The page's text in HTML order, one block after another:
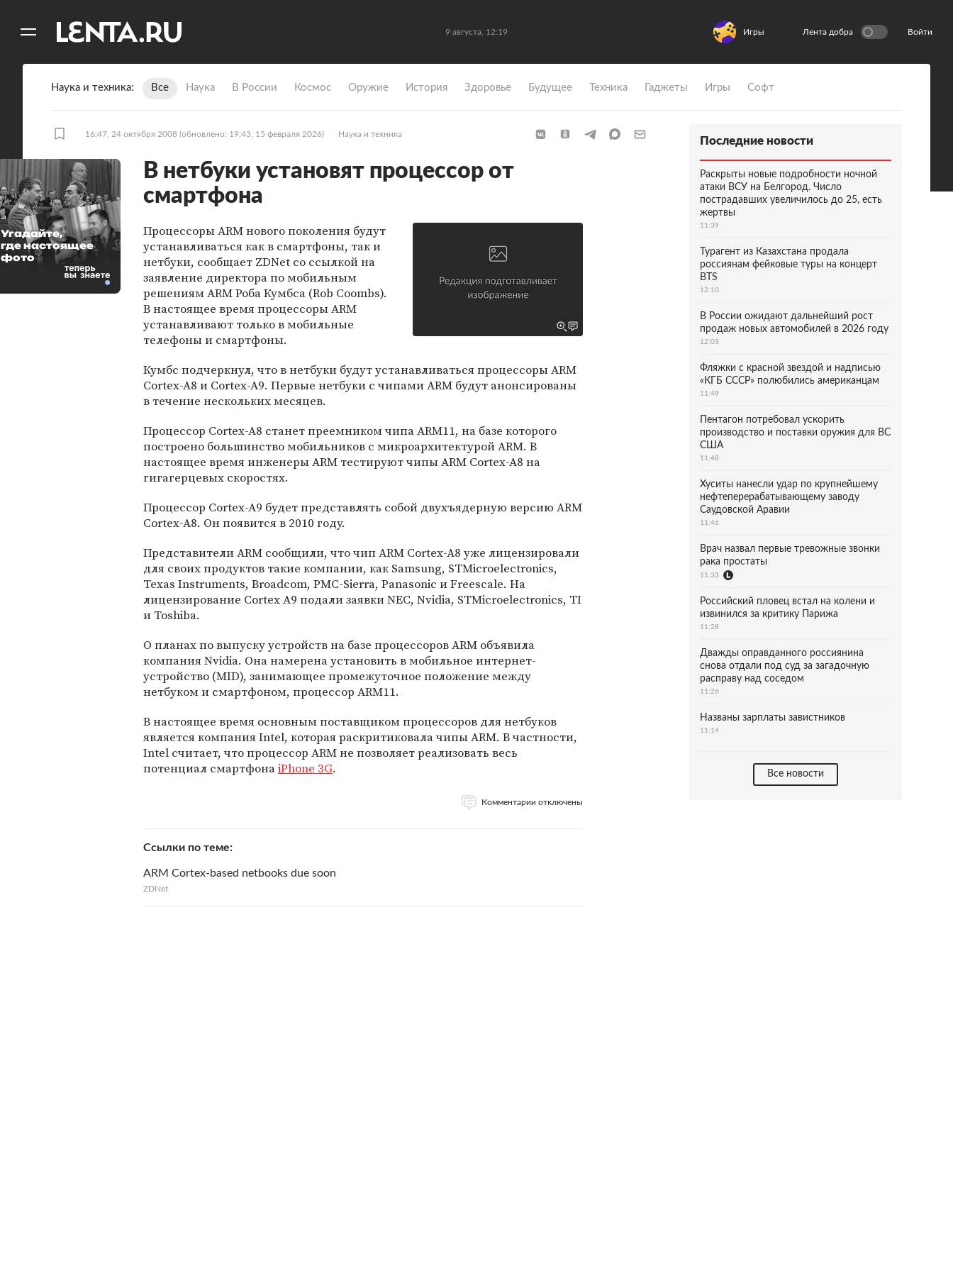
9 августа, 12:19 Игры Лента добра Войти
Наука и техника Все Наука В России Космос Оружие История Здоровье Будущее Техника Гаджеты Игры Софт
16:47, 24 октября 2008 (обновлено: 19:43, 15 февраля 2026) Наука и техника
В нетбуки установят процессор от
смартфона
Процессоры ARM нового поколения будут
устанавливаться как в смартфоны, так и
нетбуки, сообщает ZDNet со ссылкой на
заявление директора по мобильным
решениям ARM Роба Кумбса (Rob Coombs).
В настоящее время процессоры ARM
устанавливают только в мобильные
телефоны и смартфоны.
Кумбс подчеркнул, что в нетбуки будут устанавливаться процессоры ARM
Cortex-A8 и Cortex-A9. Первые нетбуки с чипами ARM будут анонсированы
в течение нескольких месяцев.
Процессор Cortex-A8 станет преемником чипа ARM11, на базе которого
построено большинство мобильников с микроархитектурой ARM. В
настоящее время инженеры ARM тестируют чипы ARM Cortex-A8 на
гигагерцевых скоростях.
Процессор Cortex-A9 будет представлять собой двухъядерную версию ARM
Cortex-A8. Он появится в 2010 году.
Представители ARM сообщили, что чип ARM Cortex-A8 уже лицензировали
для своих продуктов такие компании, как Samsung, STMicroelectronics,
Texas Instruments, Broadcom, PMC-Sierra, Panasonic и Freescale. На
лицензирование Cortex A9 подали заявки NEC, Nvidia, STMicroelectronics, TI
и Toshiba.
О планах по выпуску устройств на базе процессоров ARM объявила
компания Nvidia. Она намерена установить в мобильное интернет-
устройство (MID), занимающее промежуточное положение между
нетбуком и смартфоном, процессор ARM11.
В настоящее время основным поставщиком процессоров для нетбуков
является компания Intel, которая раскритиковала чипы ARM. В частности,
Intel считает, что процессор ARM не позволяет реализовать весь
потенциал смартфонаiPhone 3G.
Комментарии отключены
Ссылки по теме
ARM Cortex-based netbooks due soon
ZDNet
Угадайте,
где настоящее
фото
Последние новости
Раскрыты новые подробности ночной
атаки ВСУ на Белгород. Число
пострадавших увеличилось до 25, есть
жертвы
11:39
Турагент из Казахстана продала
россиянам фейковые туры на концерт
BTS
12:10
В России ожидают дальнейший рост
продаж новых автомобилей в 2026 году
12:03
Фляжки с красной звездой и надписью
«КГБ СССР» полюбились американцам
11:49
Пентагон потребовал ускорить
производство и поставки оружия для ВС
США
11:48
Хуситы нанесли удар по крупнейшему
нефтеперерабатывающему заводу
Саудовской Аравии
11:46
Врач назвал первые тревожные звонки
рака простаты
11:33
Российский пловец встал на колени и
извинился за критику Парижа
11:28
Дважды оправданного россиянина
снова отдали под суд за загадочную
расправу над соседом
11:26
Названы зарплаты завистников
11:14
Все новости